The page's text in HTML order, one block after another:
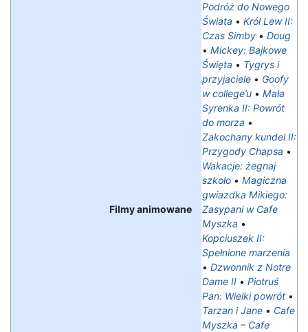
Filmy animowane
Podróż do Nowego
Świata • Król Lew II:
Czas Simby • Doug
• Mickey: Bajkowe
Święta • Tygrys i
przyjaciele • Goofy
w college’u • Mała
Syrenka II: Powrót
do morza •
Zakochany kundel II:
Przygody Chapsa •
Wakacje: żegnaj
szkoło • Magiczna
gwiazdka Mikiego:
Zasypani w Cafe
Myszka •
Kopciuszek II:
Spełnione marzenia
• Dzwonnik z Notre
Dame II • Piotruś
Pan: Wielki powrót •
Tarzan i Jane • Cafe
Myszka – Cafe